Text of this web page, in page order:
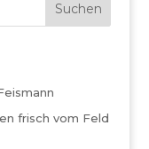
Suchen
frisch vom Feld